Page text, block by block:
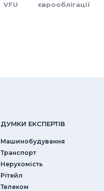
VFU єврооблігації
ДУМКИ ЕКСПЕРТIВ
Машинобудування
Транспорт
Нерухомість
Рітейл
Телеком